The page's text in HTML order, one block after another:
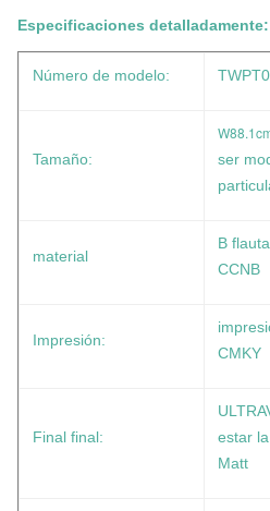
Especificaciones detalladamente:
Número de modelo:
Tamaño:
ser
material
B
CCNB
Impresión:
CMKY
Final final:
estar
Matt